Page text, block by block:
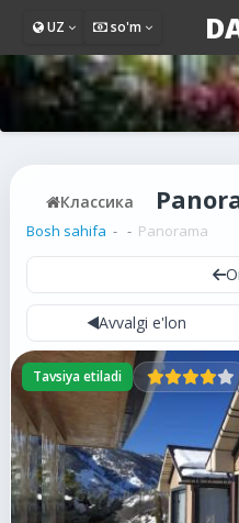
UZ so'm
Классика
Bosh sahifa Panorama
Avvalgi e'lon
Tavsiya etiladi